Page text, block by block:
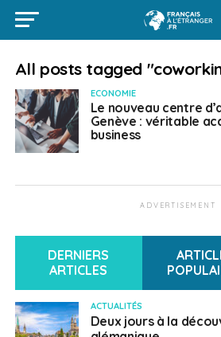
All posts tagged
ECONOMIE
Le nouveau centre
Genève : véritable
business
ADVERTISEMENT
DERNIERS
ARTICLES
ACTUALITÉS
Deux jours à la